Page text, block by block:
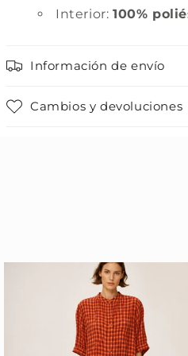
Interior: 100%
Información de envío
Cambios y devoluciones